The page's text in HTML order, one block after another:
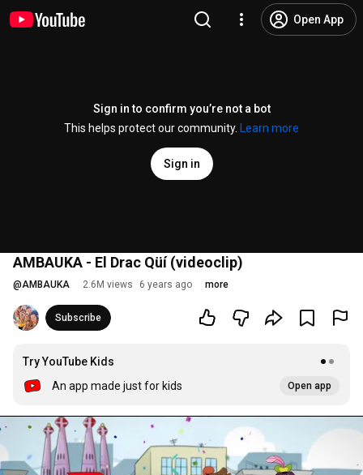
Open App
Sign in to confirm you’re not a bot
This helps protect our community.
Learn more
Sign in
AMBAUKA - El Drac Qüí (videoclip)
@AMBAUKA 2.6M views 6 years ago more
Subscribe
Try YouTube Kids
An app made just for kids
Open app